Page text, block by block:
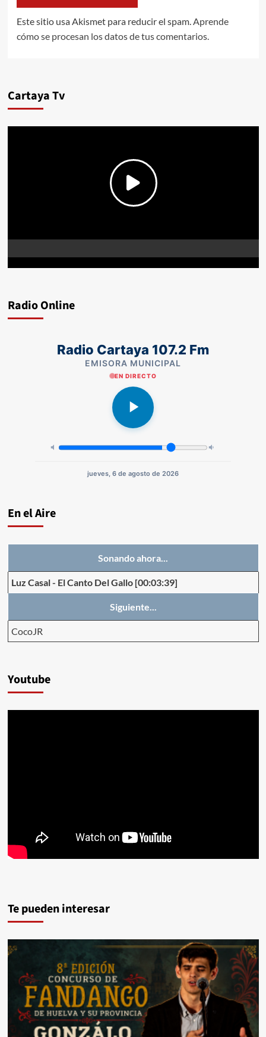
Este sitio usa Akismet para reducir el spam. Aprende
cómo se procesan los datos de tus comentarios.
Cartaya Tv
Radio Online
Radio Cartaya 107.2 Fm
EMISORA MUNICIPAL
EN DIRECTO
jueves, 6 de agosto de 2026
En el Aire
Sonando ahora...
Luz Casal- El Canto Del Gallo [00:03:39]
Siguiente...
CocoJR
Youtube
Te pueden interesar